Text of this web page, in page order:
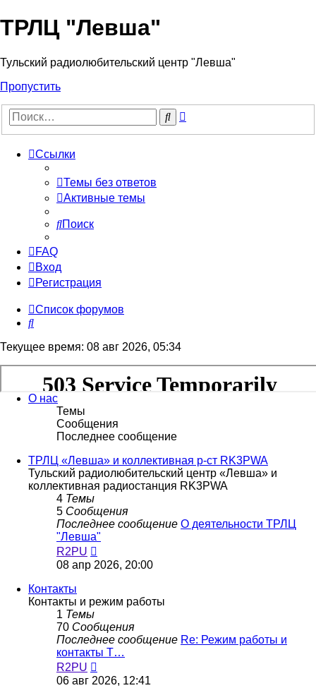
ТРЛЦ "Левша"
Тульский радиолюбительский центр "Левша"
Пропустить
Поиск
Ссылки
Темы без ответов
Активные темы
Поиск
FAQ
Вход
Регистрация
Список форумов
Поиск
Текущее время: 08 авг 2026, 05:34
О нас
Темы
Сообщения
Последнее сообщение
ТРЛЦ «Левша» и коллективная р-ст RK3PWA
Тульский радиолюбительский центр «Левша» и
коллективная радиостанция RK3PWA
4 Темы
5 Сообщения
Последнее сообщение О деятельности ТРЛЦ
"Левша"
R2PU
к
08 апр 2026, 20:00
Контакты
Контакты и режим работы
1 Темы
70 Сообщения
Последнее сообщение Re: Режим работы и
контакты Т…
R2PU
к
06 авг 2026, 12:41